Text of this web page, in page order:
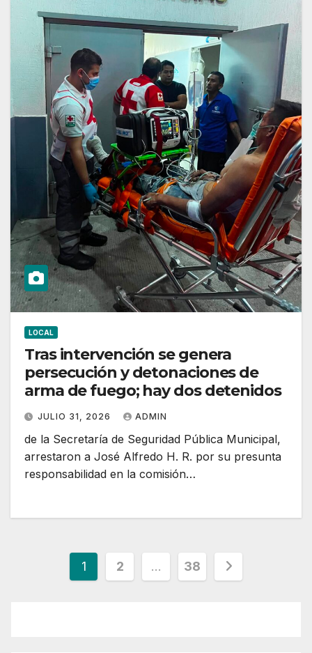
LOCAL
Tras intervención se genera
persecución y detonaciones de
arma de fuego; hay dos detenidos
JULIO 31, 2026 ADMIN
de la Secretaría de Seguridad Pública Municipal,
arrestaron a José Alfredo H. R. por su presunta
responsabilidad en la comisión…
Paginación
1 2 … 38